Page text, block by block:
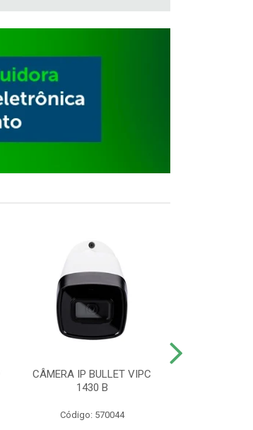
CÂMERA IP BULLET VIPC
1430 B
Código: 570044